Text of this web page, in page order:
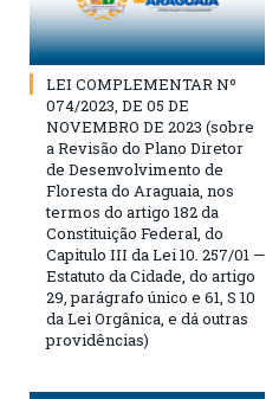
LEI COMPLEMENTAR Nº
074/2023, DE 05 DE
NOVEMBRO DE 2023 (sobre
a Revisão do Plano Diretor
de Desenvolvimento de
Floresta do Araguaia, nos
termos do artigo 182 da
Constituição Federal, do
Capitulo III da Lei 10. 257/01 —
Estatuto da Cidade, do artigo
29, parágrafo único e 61, S 10
da Lei Orgânica, e dá outras
providências)